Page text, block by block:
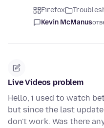
Firefox
Kevin McManus
Live Videos problem
Hello, i used to watch
but since the last
don't work. Was there